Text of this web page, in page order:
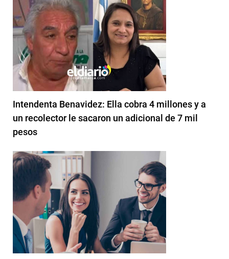
Intendenta Benavidez: Ella cobra 4 millones y a
un recolector le sacaron un adicional de 7 mil
pesos